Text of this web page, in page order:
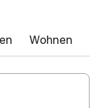
Wohnen